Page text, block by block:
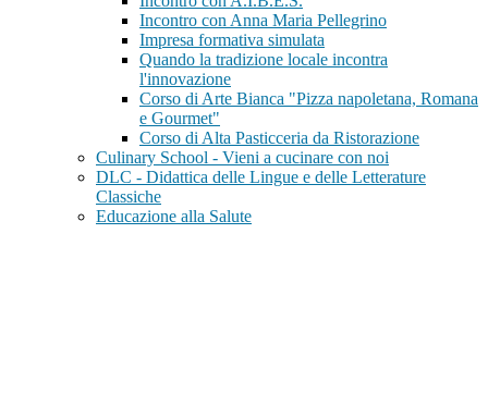
Incontro con Anna Maria Pellegrino
Impresa formativa simulata
Quando la tradizione locale incontra
l'innovazione
Corso di Arte Bianca "Pizza napoletana, Romana
e Gourmet"
Corso di Alta Pasticceria da Ristorazione
Culinary School - Vieni a cucinare con noi
DLC - Didattica delle Lingue e delle Letterature
Classiche
Educazione alla Salute